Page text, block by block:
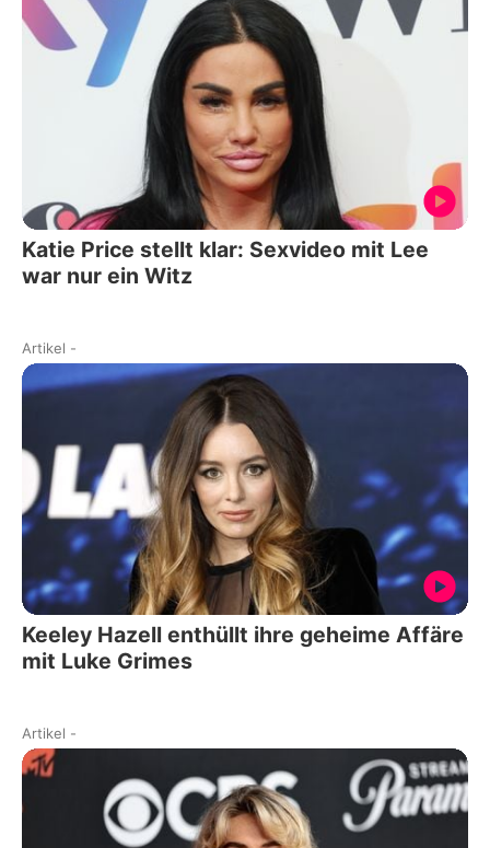
Katie Price stellt klar: Sexvideo mit Lee
war nur ein Witz
Artikel -
Keeley Hazell enthüllt ihre geheime Affäre
mit Luke Grimes
Artikel -